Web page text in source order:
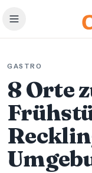
Zum Hauptinhalt
GASTRO
8 Orte